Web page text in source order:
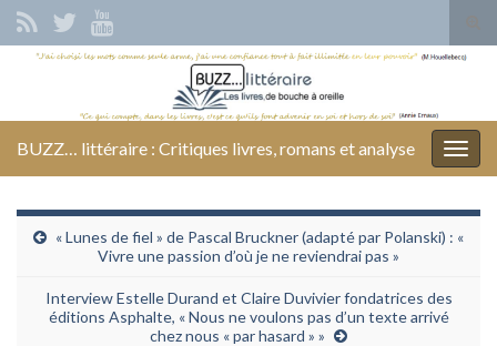
Search for:
BUZZ… littéraire : Critiques livres, romans et analyse
« Lunes de fiel » de Pascal Bruckner (adapté par Polanski) : «
Vivre une passion d’où je ne reviendrai pas »
Interview Estelle Durand et Claire Duvivier fondatrices des
éditions Asphalte, « Nous ne voulons pas d’un texte arrivé
chez nous « par hasard » »